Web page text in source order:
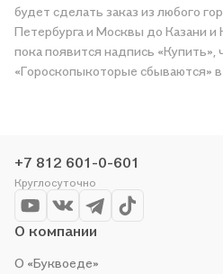
будет сделать заказ из любого
Петербурга и Москвы до Казани
пока появится надпись «Купить»,
«Гороскопыкоторые сбываются» в
+7 812 601-0-601
Круглосуточно
О компании
О «Буквоеде»